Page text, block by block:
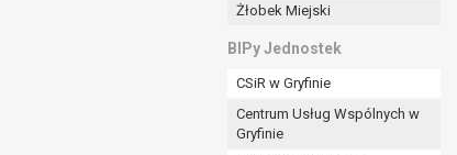
Żłobek Miejski
BIPy Jednostek
CSiR w Gryfinie
Centrum Usług Wspólnych w
Gryfinie
podstawy po stronie administratora są
przez tą osobę,
prawną jest: